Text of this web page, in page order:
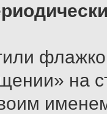
на